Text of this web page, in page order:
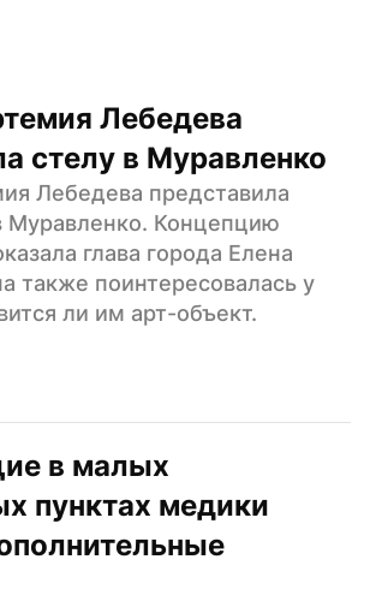
Лебедева
стелу в Муравленко
Лебедева представила
Муравленко. Концепцию
глава города Елена
также поинтересовалась у
ли им арт-объект.
в малых
пунктах медики